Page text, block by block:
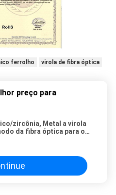
ferrolho virola de fibra óptica
preço para
zircônia, Metal a virola
da fibra óptica para o